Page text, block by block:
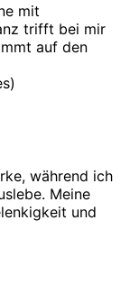
mit
trifft bei mir
auf den
während ich
Meine
und